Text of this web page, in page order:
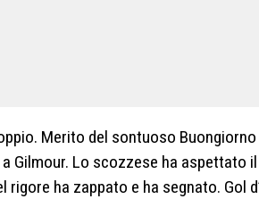
Merito del sontuoso
Gilmour. Lo scozzese ha aspettato
rigore ha zappato e ha segnato. Gol